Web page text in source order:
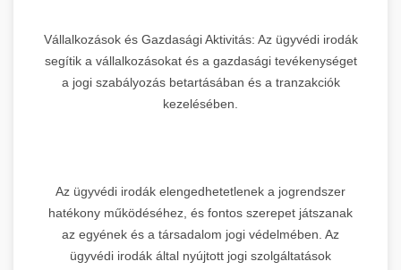
Vállalkozások és Gazdasági Aktivitás: Az ügyvédi irodák
segítik a vállalkozásokat és a gazdasági tevékenységet
a jogi szabályozás betartásában és a tranzakciók
kezelésében.
Az ügyvédi irodák elengedhetetlenek a jogrendszer
hatékony működéséhez, és fontos szerepet játszanak
az egyének és a társadalom jogi védelmében. Az
ügyvédi irodák által nyújtott jogi szolgáltatások